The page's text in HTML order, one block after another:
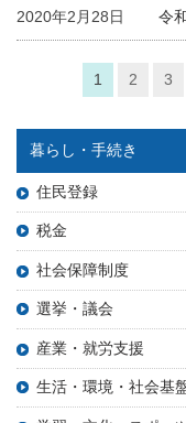
2020年2月28日 令
1 2 3
暮らし・手続き
住民登録
税金
社会保障制度
選挙・議会
産業・就労支援
生活・環境・社会基